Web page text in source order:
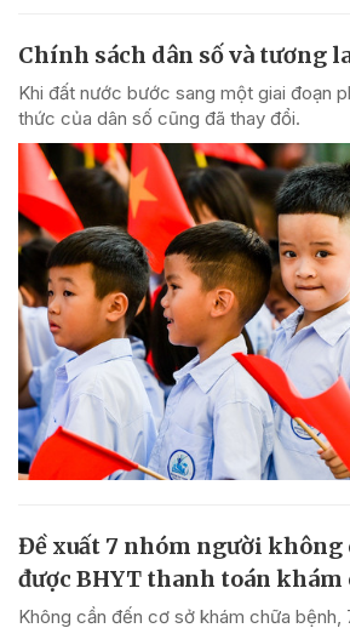
Chính sách dân số và tương
Khi đất nước bước sang một giai đoạn
thức của dân số cũng đã thay đổi.
Đề xuất 7 nhóm người không
được BHYT thanh toán khám
Không cần đến cơ sở khám chữa bệnh,